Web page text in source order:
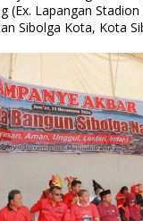
(Ex. Lapangan
Sibolga Kota, Kota